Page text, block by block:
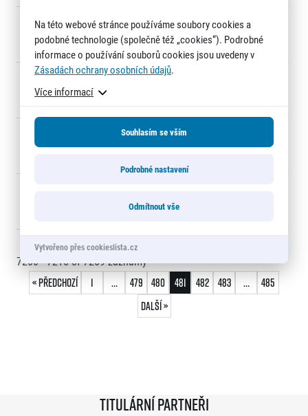
Informace o cookies
Podmínky GDPR
© 2026 RunCzech s.r.o.
7216
ŠTEFAN
SPODNIAK
2:55:35 4919
JAMES
RATHBURN
2:55:53
7200 - 7215of7269záznamy
« Předchozí 1 … 479 480 481 482 483 …
485
Další »
Titulární partneři
Na této webové stránce používáme soubory cookies a
podobné technologie (společně též „cookies“). Podrobné
informace o používání souborů cookies jsou uvedeny v
Zásadách ochrany osobních údajů.
Více informací
Souhlasím se vším
Podrobné nastavení
Odmítnout vše
Vytvořeno přes cookieslista.cz